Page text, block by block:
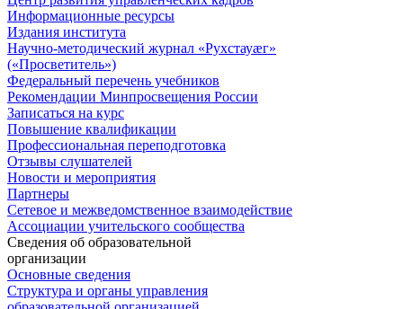
Информационные ресурсы
Издания института
Научно-методический журнал «Рухстауæг»
(«Просветитель»)
Федеральный перечень учебников
Рекомендации Минпросвещения России
Записаться на курс
Повышение квалификации
Профессиональная переподготовка
Отзывы слушателей
Новости и мероприятия
Партнеры
Сетевое и межведомственное взаимодействие
Ассоциации учительского сообщества
Сведения об образовательной
организации
Основные сведения
Структура и органы управления